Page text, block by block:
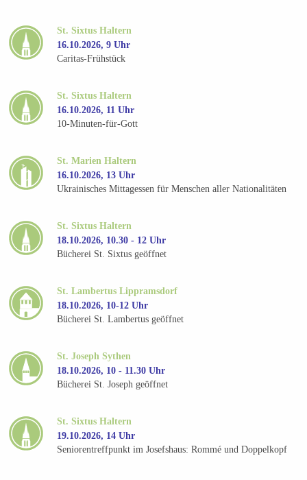
St. Sixtus Haltern
16.10.2026, 9 Uhr
Caritas-Frühstück
St. Sixtus Haltern
16.10.2026, 11 Uhr
10-Minuten-für-Gott
St. Marien Haltern
16.10.2026, 13 Uhr
Ukrainisches Mittagessen für Menschen aller Nationalitäten
St. Sixtus Haltern
18.10.2026, 10.30 - 12 Uhr
Bücherei St. Sixtus geöffnet
St. Lambertus Lippramsdorf
18.10.2026, 10-12 Uhr
Bücherei St. Lambertus geöffnet
St. Joseph Sythen
18.10.2026, 10 - 11.30 Uhr
Bücherei St. Joseph geöffnet
St. Sixtus Haltern
19.10.2026, 14 Uhr
Seniorentreffpunkt im Josefshaus: Rommé und Doppelkopf